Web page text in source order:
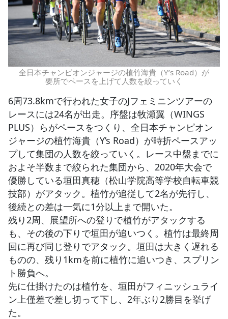
全日本チャンピオンジャージの植竹海貴（Y’s Road）が
要所でペースを上げて人数を絞っていく
6周73.8kmで行われた女子のJフェミニンツアーの
レースには24名が出走。序盤は牧瀬翼（WINGS
PLUS）らがペースをつくり、全日本チャンピオン
ジャージの植竹海貴（Y’s Road）が時折ペースアッ
プして集団の人数を絞っていく。レース中盤までに
およそ半数まで絞られた集団から、2020年大会で
優勝している垣田真穂（松山学院高等学校自転車競
技部）がアタック。植竹が追従して2名が先行し、
後続との差は一気に1分以上まで開いた。
残り2周、展望所への登りで植竹がアタックする
も、その後の下りで垣田が追いつく。植竹は最終周
回に再び同じ登りでアタック。垣田は大きく遅れる
ものの、残り1kmを前に植竹に追いつき、スプリン
ト勝負へ。
先に仕掛けたのは植竹を、垣田がフィニッシュライ
ン上僅差で差し切って下し、2年ぶり2勝目を挙げ
た。